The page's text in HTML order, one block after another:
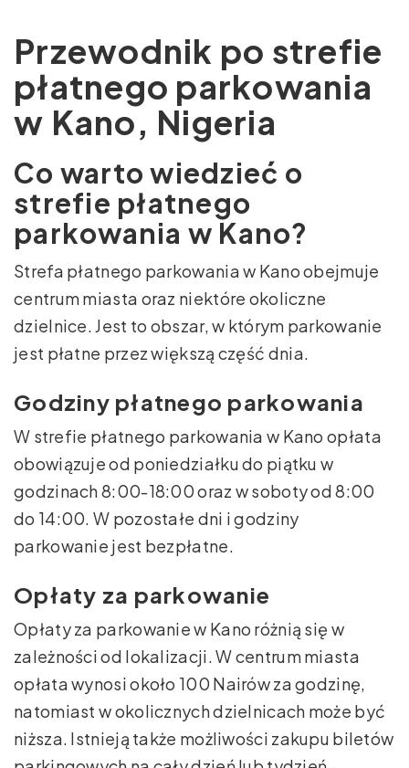
Przewodnik po strefie
płatnego parkowania
w Kano, Nigeria
Co warto wiedzieć o
strefie płatnego
parkowania w Kano?
Strefa płatnego parkowania w Kano obejmuje
centrum miasta oraz niektóre okoliczne
dzielnice. Jest to obszar, w którym parkowanie
jest płatne przez większą część dnia.
Godziny płatnego parkowania
W strefie płatnego parkowania w Kano opłata
obowiązuje od poniedziałku do piątku w
godzinach 8:00-18:00 oraz w soboty od 8:00
do 14:00. W pozostałe dni i godziny
parkowanie jest bezpłatne.
Opłaty za parkowanie
Opłaty za parkowanie w Kano różnią się w
zależności od lokalizacji. W centrum miasta
opłata wynosi około 100 Nairów za godzinę,
natomiast w okolicznych dzielnicach może być
niższa. Istnieją także możliwości zakupu biletów